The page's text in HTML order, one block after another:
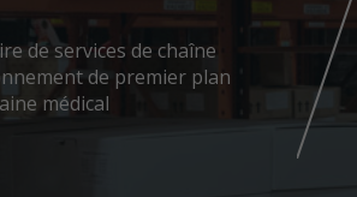
de services de chaîne
de premier plan
médical